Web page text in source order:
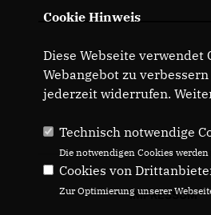
IMPRESSUM
Cookie Hinweis
Diese Webseite
Webangebot zu
jederzeit widerrufen.
Technisch notwendige
Die notwendigen Cookies
Cookies von
Zur Optimierung unserer